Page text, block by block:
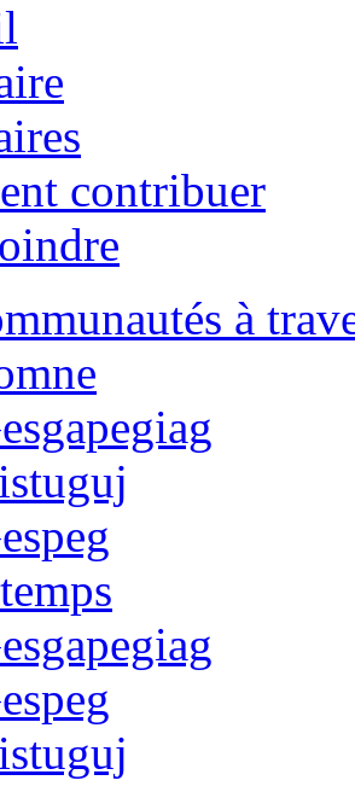
contribuer
à